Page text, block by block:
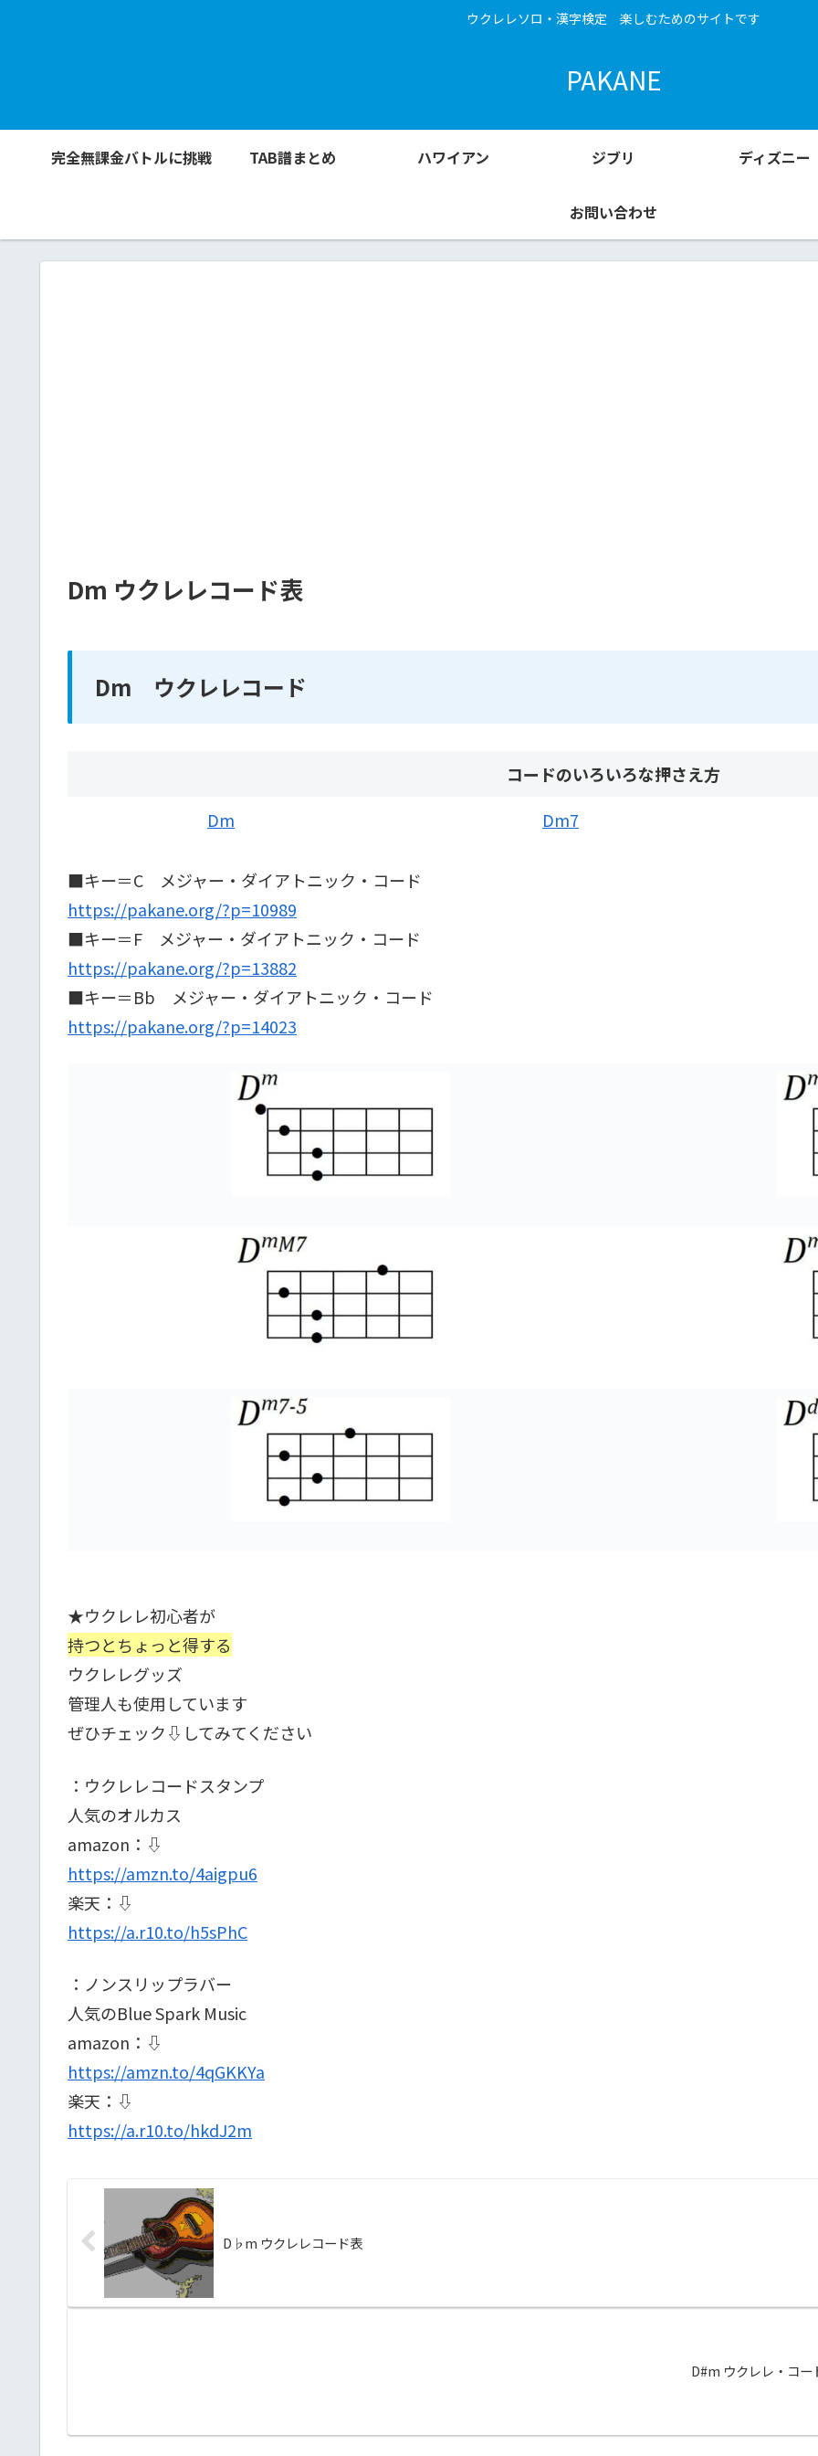
ウクレレソロ・漢字検定 楽しむためのサイトです
PAKANE
完全無課金バトルに挑戦 TAB譜まとめ ハワイアン ジブリ ディズニー
お問い合わせ
Dm ウクレレコード表
Dm ウクレレコード
コードのいろいろな押さえ方
Dm
Dm7
■キー＝C メジャー・ダイアトニック・コード
https://pakane.org/?p=10989
■キー＝F メジャー・ダイアトニック・コード
https://pakane.org/?p=13882
■キー＝Bb メジャー・ダイアトニック・コード
https://pakane.org/?p=14023
★ウクレレ初心者が
持つとちょっと得する
ウクレレグッズ
管理人も使用しています
ぜひチェック⇩してみてください
：ウクレレコードスタンプ
人気のオルカス
amazon：⇩
https://amzn.to/4aigpu6
楽天：⇩
https://a.r10.to/h5sPhC
：ノンスリップラバー
人気のBlue Spark Music
amazon：⇩
https://amzn.to/4qGKKYa
楽天：⇩
https://a.r10.to/hkdJ2m
D♭m ウクレレコード表
D#m ウクレレ・コ